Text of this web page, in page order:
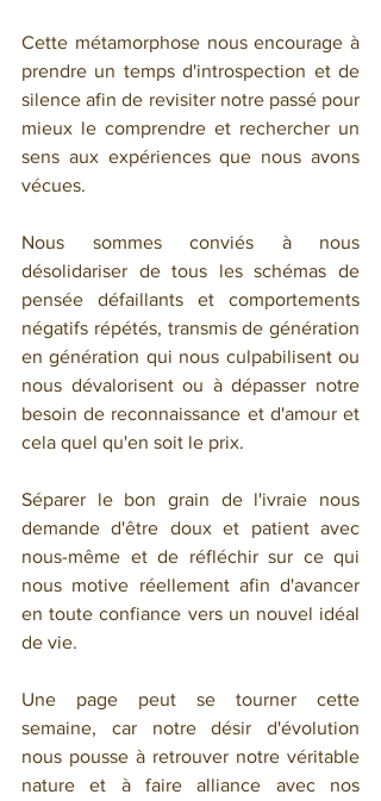
Cette métamorphose nous encourage à
prendre un temps d'introspection et de
silence afin de revisiter notre passé pour
mieux le comprendre et rechercher un
sens aux expériences que nous avons
vécues.
Nous sommes conviés à nous
désolidariser de tous les schémas de
pensée défaillants et comportements
négatifs répétés, transmis de génération
en génération qui nous culpabilisent ou
nous dévalorisent ou à dépasser notre
besoin de reconnaissance et d'amour et
cela quel qu'en soit le prix.
Séparer le bon grain de l'ivraie nous
demande d'être doux et patient avec
nous-même et de réfléchir sur ce qui
nous motive réellement afin d'avancer
en toute confiance vers un nouvel idéal
de vie.
Une page peut se tourner cette
semaine, car notre désir d'évolution
nous pousse à retrouver notre véritable
nature et à faire alliance avec nos